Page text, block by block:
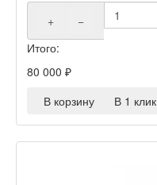
+
−
Итого:
80 000 ₽
В корзину
В 1 клик